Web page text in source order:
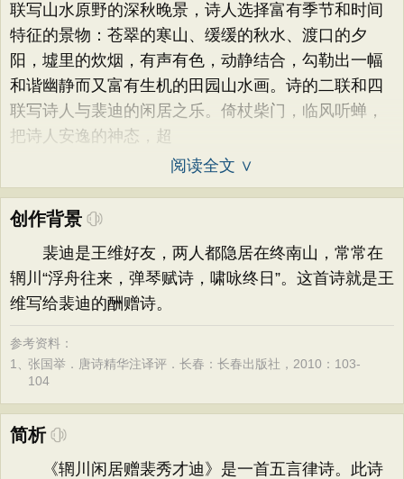
联写山水原野的深秋晚景，诗人选择富有季节和时间
特征的景物：苍翠的寒山、缓缓的秋水、渡口的夕
阳，墟里的炊烟，有声有色，动静结合，勾勒出一幅
和谐幽静而又富有生机的田园山水画。诗的二联和四
联写诗人与裴迪的闲居之乐。倚杖柴门，临风听蝉，
把诗人安逸的神态，超
阅读全文 ∨
创作背景
裴迪是王维好友，两人都隐居在终南山，常常在
辋川“浮舟往来，弹琴赋诗，啸咏终日”。这首诗就是王
维写给裴迪的酬赠诗。
参考资料：
1、张国举．唐诗精华注译评．长春：长春出版社，2010：103-
104
简析
《辋川闲居赠裴秀才迪》是一首五言律诗。此诗